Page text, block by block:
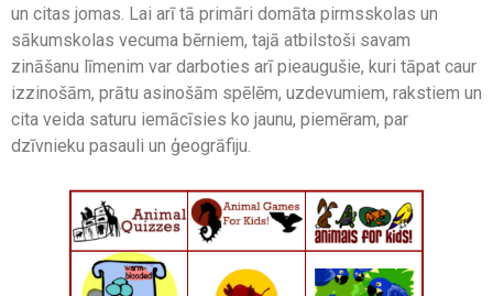
un citas jomas. Lai arī tā primāri domāta pirmsskolas un
sākumskolas vecuma bērniem, tajā atbilstoši savam
zināšanu līmenim var darboties arī pieaugušie, kuri tāpat caur
izzinošām, prātu asinošām spēlēm, uzdevumiem, rakstiem un
cita veida saturu iemācīsies ko jaunu, piemēram, par
dzīvnieku pasauli un ģeogrāfiju.